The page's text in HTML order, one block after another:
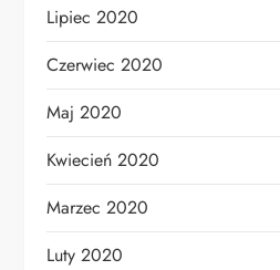
Lipiec 2020
Czerwiec 2020
Maj 2020
Kwiecień 2020
Marzec 2020
Luty 2020